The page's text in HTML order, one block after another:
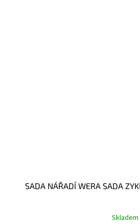
SADA NÁŘADÍ WERA SADA